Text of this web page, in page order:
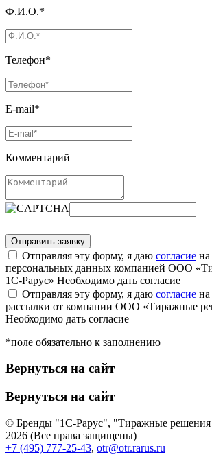
Ф.И.О.*
Телефон*
E-mail*
Комментарий
Отправляя эту форму, я даю согласие на
персональных данных компанией ООО
1С-Рарус» Необходимо дать согласие
Отправляя эту форму, я даю согласие на
рассылки от компании ООО «Тиражные
Необходимо дать согласие
*поле обязательно к заполнению
Вернуться на сайт
Вернуться на сайт
© Бренды "1С-Рарус", "Тиражные решения
2026 (Все права защищены)
+7 (495) 777-25-43, otr@otr.rarus.ru